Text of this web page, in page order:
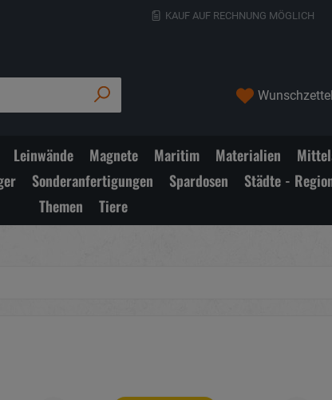
KAUF AUF RECHNUNG MÖGLICH
Wunschzettel
Leinwände Magnete Maritim Materialien
Sonderanfertigungen Spardosen Städte -
Themen
Tiere